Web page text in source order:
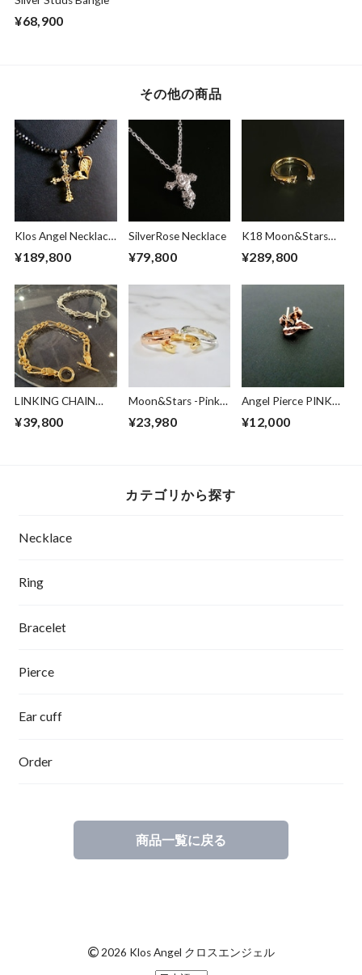
¥68,900
その他の商品
Klos Angel Necklace
EDITION
¥189,800
SilverRose Necklace
¥79,800
K18 Moon&Stars
¥289,800
LINKING CHAIN
¥39,800
Moon&Stars -Pinky-
¥23,980
Angel Pierce PINK
¥12,000
カテゴリから探す
Necklace
Ring
Bracelet
Pierce
Ear cuff
Order
商品一覧に戻る
© 2026 Klos Angel クロスエンジェル